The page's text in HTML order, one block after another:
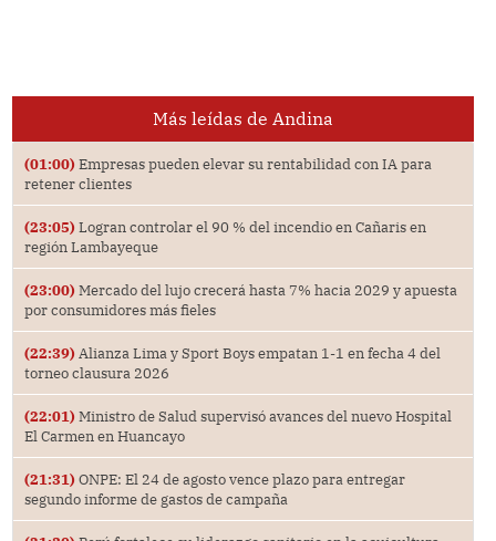
Más leídas de Andina
(01:00) Empresas pueden elevar su rentabilidad con IA para
retener clientes
(23:05) Logran controlar el 90 % del incendio en Cañaris en
región Lambayeque
(23:00) Mercado del lujo crecerá hasta 7% hacia 2029 y apuesta
por consumidores más fieles
(22:39) Alianza Lima y Sport Boys empatan 1-1 en fecha 4 del
torneo clausura 2026
(22:01) Ministro de Salud supervisó avances del nuevo Hospital
El Carmen en Huancayo
(21:31) ONPE: El 24 de agosto vence plazo para entregar
segundo informe de gastos de campaña